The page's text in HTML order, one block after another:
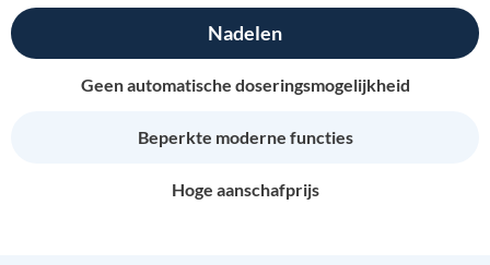
Nadelen
Geen automatische doseringsmogelijkheid
Beperkte moderne functies
Hoge aanschafprijs